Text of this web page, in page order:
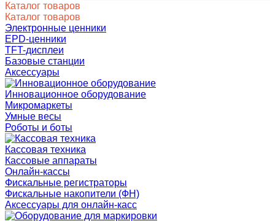
Каталог товаров
Каталог товаров
Электронные ценники
EPD-ценники
TFT-дисплеи
Базовые станции
Аксессуары
Инновационное оборудование
Микромаркеты
Умные весы
Роботы и боты
Кассовая техника
Кассовые аппараты
Онлайн-кассы
Фискальные регистраторы
Фискальные накопители (ФН)
Аксессуары для онлайн-касс